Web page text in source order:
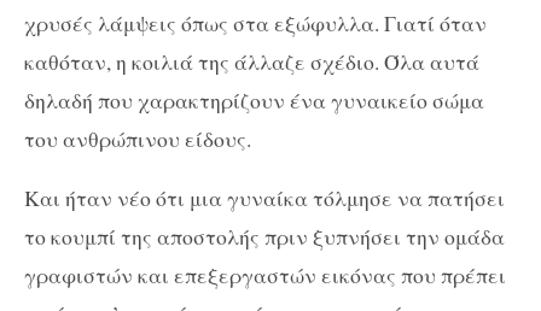
χρυσές λάμψεις όπως στα εξώφυλλα. Γιατί όταν
καθόταν, η κοιλιά της άλλαζε σχέδιο. Όλα αυτά
δηλαδή που χαρακτηρίζουν ένα γυναικείο σώμα
του ανθρώπινου είδους.
Και ήταν νέο ότι μια γυναίκα τόλμησε να πατήσει
το κουμπί της αποστολής πριν ξυπνήσει την ομάδα
γραφιστών και επεξεργαστών εικόνας που πρέπει